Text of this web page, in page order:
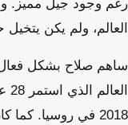
رغم وجود جيل مميز.
العالم، ولم يكن
ساهم صلاح بشكل